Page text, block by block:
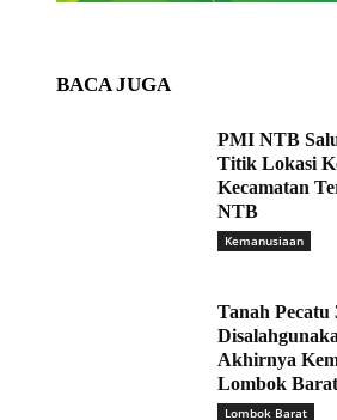
BACA JUGA
PMI NTB
Titik Lokasi
Kecamatan
NTB
Kemanusiaan
Tanah Pecatu
Akhirnya
Lombok Barat
Lombok Barat